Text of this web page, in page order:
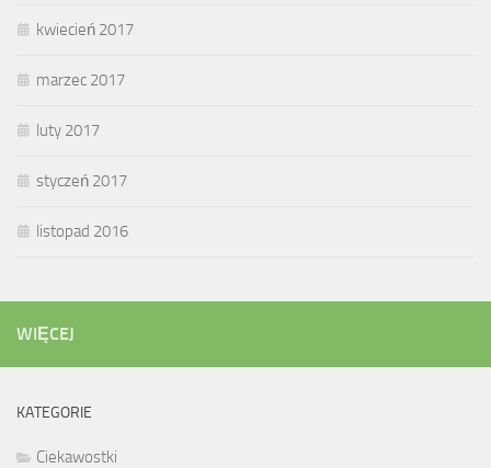
kwiecień 2017
marzec 2017
luty 2017
styczeń 2017
listopad 2016
WIĘCEJ
KATEGORIE
Ciekawostki